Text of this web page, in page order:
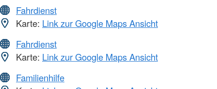
Fahrdienst
Karte: Link zur Google Maps Ansicht
Fahrdienst
Karte: Link zur Google Maps Ansicht
Familienhilfe